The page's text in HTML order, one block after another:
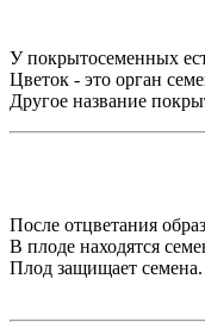
У покрытосеменных
Цветок - это орган
Другое название
После отцветания
В плоде находятся
Плод защищает семена.